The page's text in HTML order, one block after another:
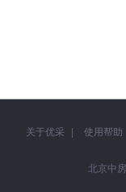
关于优采 使用帮助
北京中